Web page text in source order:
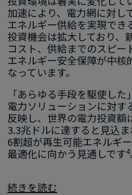
加速に​より、​電力網に​対し
エネルギー供給を​実現でき
投資機会は​拡大しており、​
コスト、​供給までの​スピー
エネルギー安全保障が​中核
なっています。
「あらゆる​手段を​駆使した」​
電力ソリューションに​対す
反映し、​世界の​電力投資額
3.3兆ドルに​達すると​見込
6割超が​再生可能エネルギ
最適化に​向かう​見通しです4
続きを​読む